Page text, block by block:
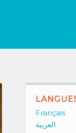
Français
العربية